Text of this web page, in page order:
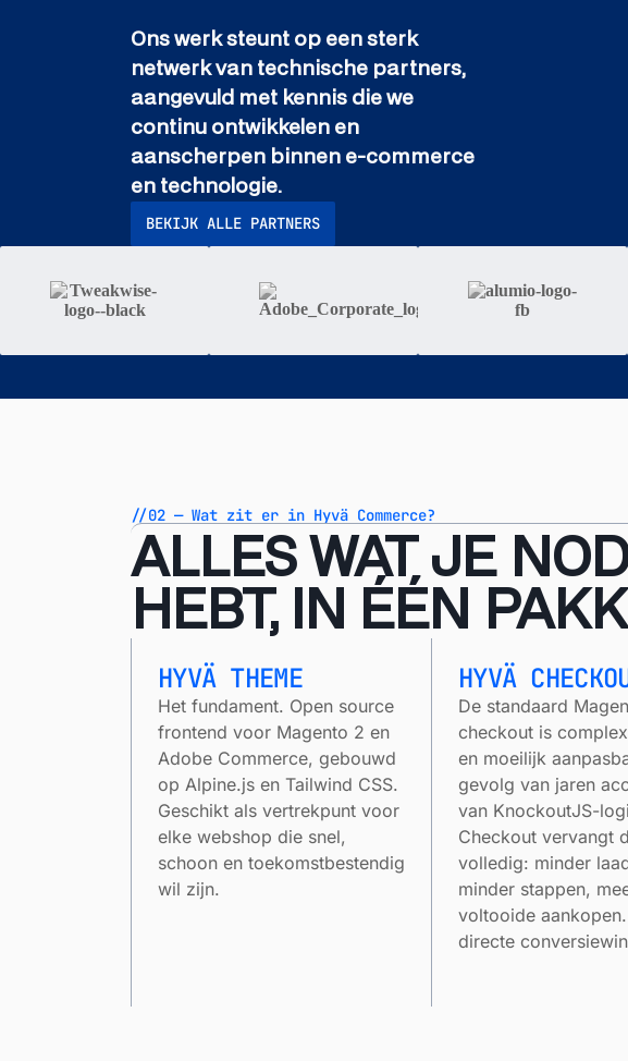
Ons werk steunt op een sterk
netwerk van technische partners,
aangevuld met kennis die we
continu ontwikkelen en
aanscherpen binnen e-commerce
en technologie.
BEKIJK ALLE PARTNERS
//02 — Wat zit er in Hyvä Commerce?
ALLES WAT JE
HEBT, IN ÉÉN
HYVÄ THEME
Het fundament. Open source
frontend voor Magento 2 en
Adobe Commerce, gebouwd
op Alpine.js en Tailwind CSS.
Geschikt als vertrekpunt voor
elke webshop die snel,
schoon en toekomstbestendig
wil zijn.
HYVÄ
De standaard
checkout is
en moeilijk
gevolg van jaren
van KnockoutJS-
Checkout vervangt
volledig: minder
minder stappen,
voltooide
directe